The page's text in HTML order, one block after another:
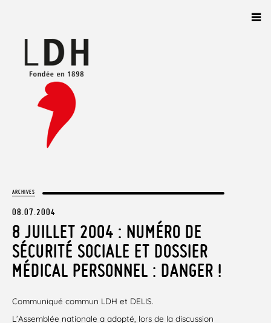
ARCHIVES
08.07.2004
8 JUILLET 2004 : NUMÉRO DE
SÉCURITÉ SOCIALE ET DOSSIER
MÉDICAL PERSONNEL : DANGER !
Communiqué commun LDH et DELIS.
L’Assemblée nationale a adopté, lors de la discussion